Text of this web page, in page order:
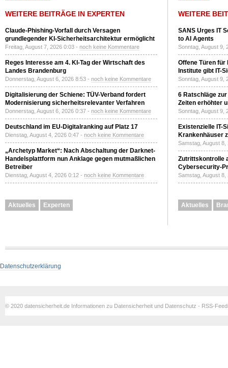
WEITERE BEITRÄGE IN EXPERTEN
Claude-Phishing-Vorfall durch Versagen
grundlegender KI-Sicherheitsarchitektur ermöglicht
Freitag, August 7, 2026 0:03 - noch keine Kommentare
Reges Interesse am 4. KI-Tag der Wirtschaft des
Landes Brandenburg
Donnerstag, August 6, 2026 8:53 - noch keine Kommentare
Digitalisierung der Schiene: TÜV-Verband fordert
Modernisierung sicherheitsrelevanter Verfahren
Donnerstag, August 6, 2026 0:37 - noch keine Kommentare
Deutschland im EU-Digitalranking auf Platz 17
Dienstag, August 4, 2026 0:47 - noch keine Kommentare
„Archetyp Market“: Nach Abschaltung der Darknet-
Handelsplattform nun Anklage gegen mutmaßlichen
Betreiber
Dienstag, August 4, 2026 0:12 - noch keine Kommentare
Aktuelles Experten
WEITERE
SANS Urges IT
to AI Agents
Sonntag, August 9,
Offene Türen für
Institute gibt IT-
Sonntag, August 9,
6 Ratschläge
Zeiten erhöhter
Sonntag, August 9,
Existenzielle IT-
Krankenhäuser
Samstag, August
Zutrittskontrolle
Cybersecurity-
Samstag, August
Aktuelles
Datenschutzerklärung
© 2020 datensicherheit.de Informationen zu Datensicherheit und Datenschutz - RSS-